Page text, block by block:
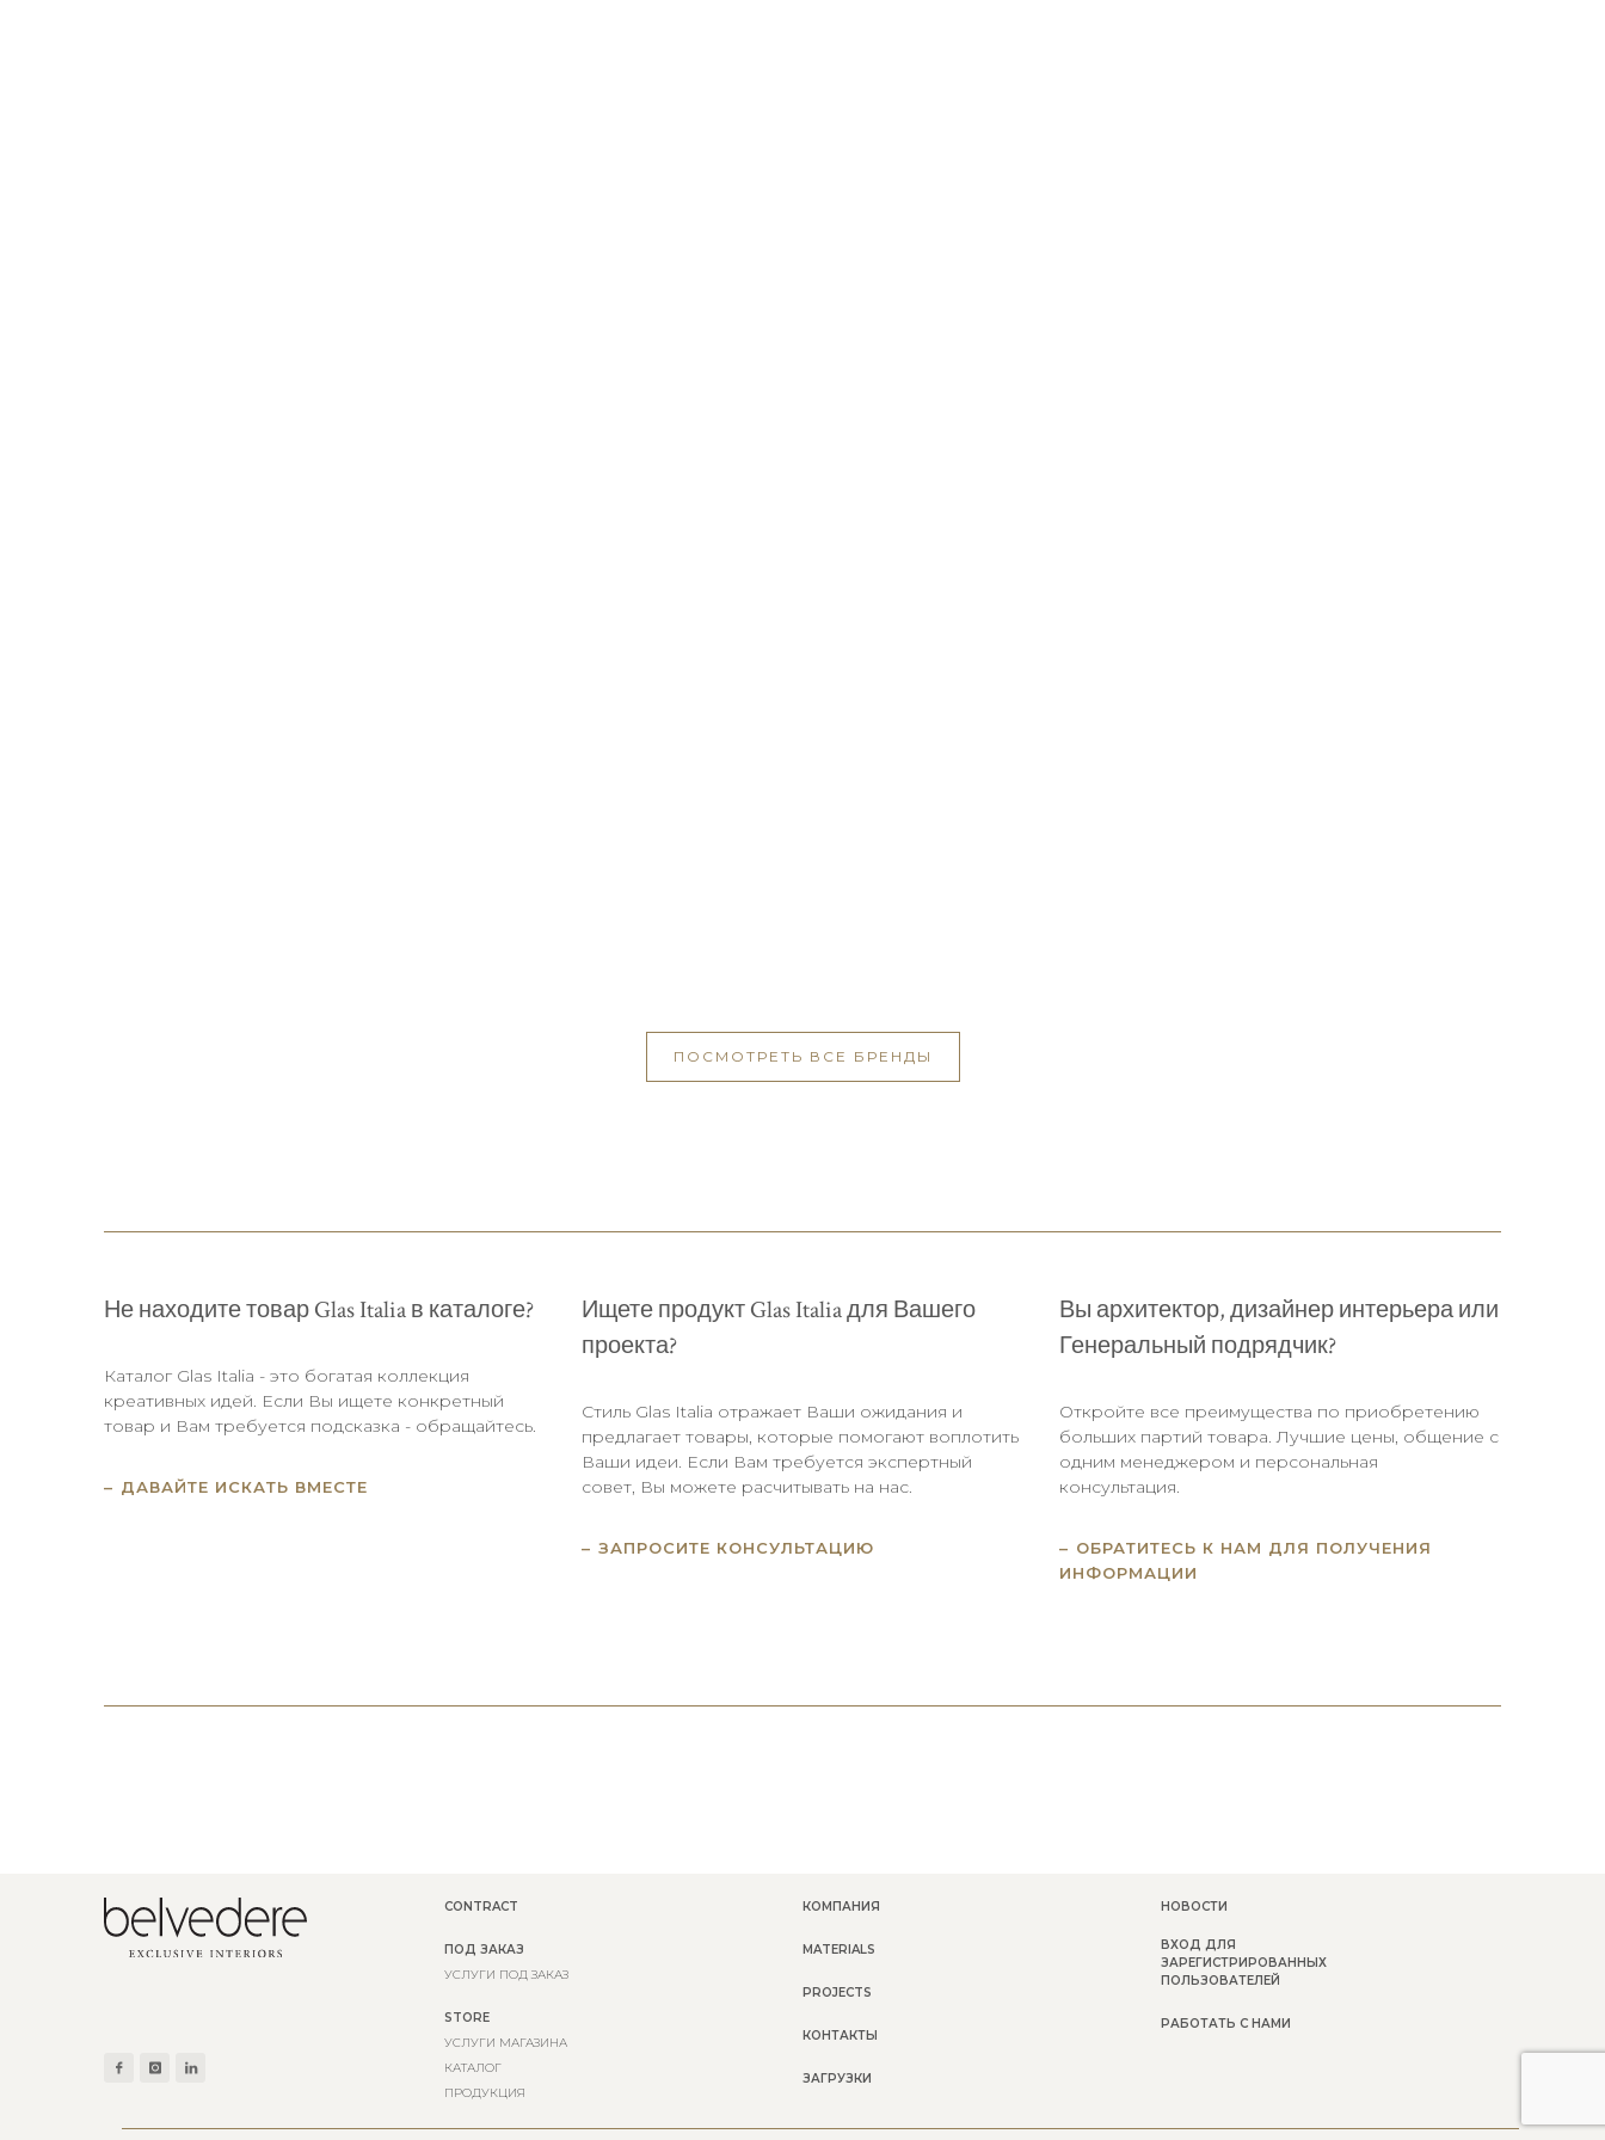
ПОСМОТРЕТЬ ВСЕ БРЕНДЫ
Не находите товар Glas Italia в каталоге?
Каталог Glas Italia - это богатая коллекция
креативных идей. Если Вы ищете конкретный
товар и Вам требуется подсказка - обращайтесь.
ДАВАЙТЕ ИСКАТЬ ВМЕСТЕ
Ищете продукт Glas Italia для Вашего
проекта?
Стиль Glas Italia отражает Ваши ожидания и
предлагает товары, которые помогают воплотить
Ваши идеи. Если Вам требуется экспертный
совет, Вы можете расчитывать на нас.
ЗАПРОСИТЕ КОНСУЛЬТАЦИЮ
Вы архитектор, дизайнер интерьера или
Генеральный подрядчик?
Откройте все преимущества по приобретению
больших партий товара. Лучшие цены, общение с
одним менеджером и персональная
консультация.
ОБРАТИТЕСЬ К НАМ ДЛЯ ПОЛУЧЕНИЯ
ИНФОРМАЦИИ
CONTRACT
ПОД ЗАКАЗ
УСЛУГИ ПОД ЗАКАЗ
STORE
УСЛУГИ МАГАЗИНА
КАТАЛОГ
ПРОДУКЦИЯ
КОМПАНИЯ
MATERIALS
PROJECTS
КОНТАКТЫ
ЗАГРУЗКИ
НОВОСТИ
ВХОД ДЛЯ
ЗАРЕГИСТРИРОВАННЫХ
ПОЛЬЗОВАТЕЛЕЙ
РАБОТАТЬ С НАМИ